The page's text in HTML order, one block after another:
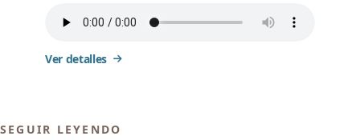
Ver detalles
SEGUIR LEYENDO